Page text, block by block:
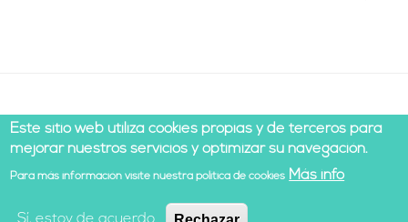
© 2021 Todos los derechos reservados |Legal notice
Cookies policy
| Development by Cesefor
Este sitio web utiliza cookies propias y de terceros para
mejorar nuestros servicios y optimizar su navegación.
Para más información visite nuestra política de cookies Más info